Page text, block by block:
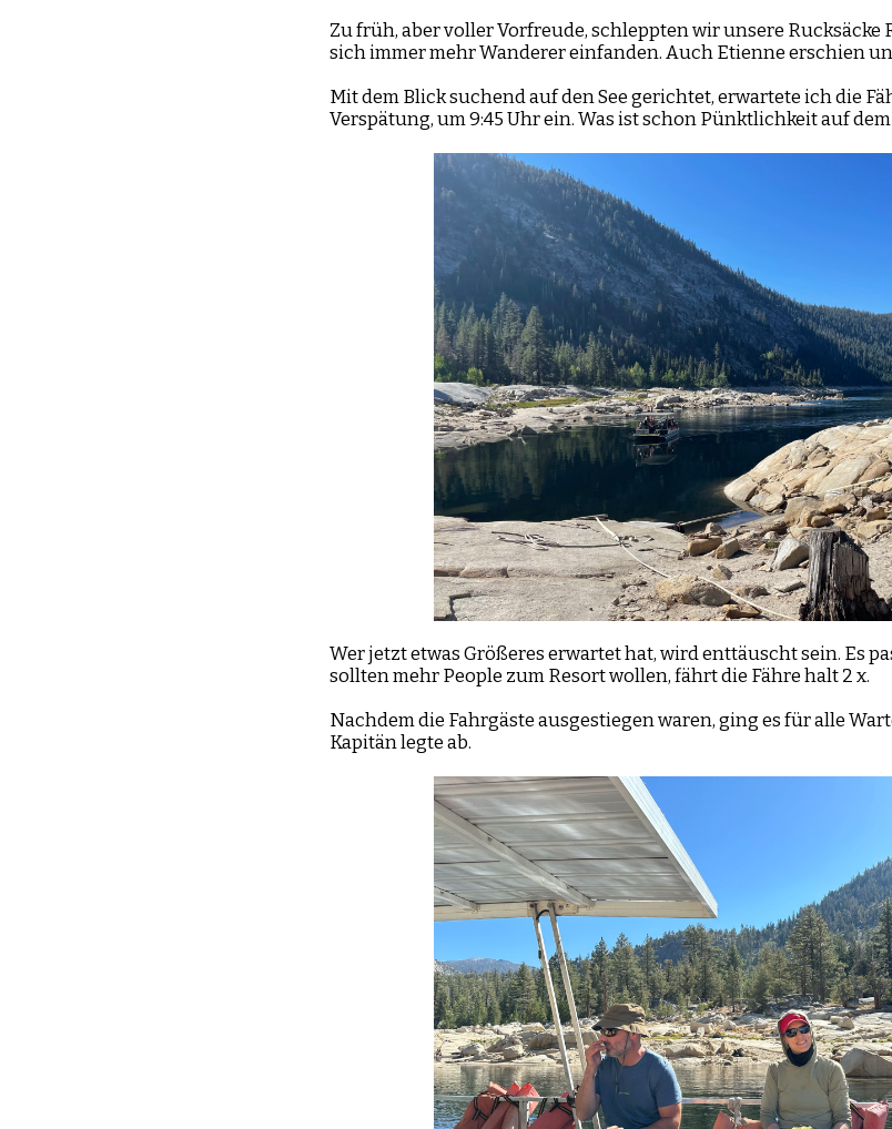
Zu früh, aber voller Vorfreude, schleppten wir unsere Rucksäcke
sich immer mehr Wanderer einfanden. Auch Etienne erschien
Mit dem Blick suchend auf den See gerichtet, erwartete ich die
Verspätung, um 9:45 Uhr ein. Was ist schon Pünktlichkeit auf dem
Wer jetzt etwas Größeres erwartet hat, wird enttäuscht sein. Es
sollten mehr People zum Resort wollen, fährt die Fähre halt 2 x.
Nachdem die Fahrgäste ausgestiegen waren, ging es für alle
Kapitän legte ab.